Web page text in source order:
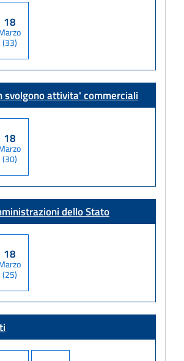
18
(33)
svolgono attivita' commerciali
18
(30)
dello Stato
18
(25)